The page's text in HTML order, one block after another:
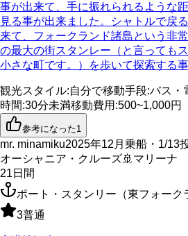
事が出来て、手に振れられるような
見る事が出来ました。シャトルで戻
来て、フォークランド諸島という非
の最大の街スタンレー（と言っても
小さな町です。）を歩いて探索する
観光スタイル:自分で移動手段:バス・
時間:30分未満移動費用 :500~1,000円
参考になった1
mr. minamiku2025年12月乗船・1/13
オーシャニア・クルーズ🚢マリーナ
21日間
ポート・スタンリー（東フォーク
3普通